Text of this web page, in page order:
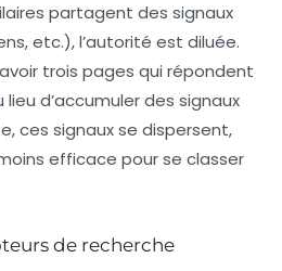
partagent des signaux
etc.), l’autorité est diluée.
trois pages qui répondent
d’accumuler des signaux
ces signaux se dispersent,
efficace pour se classer
de recherche